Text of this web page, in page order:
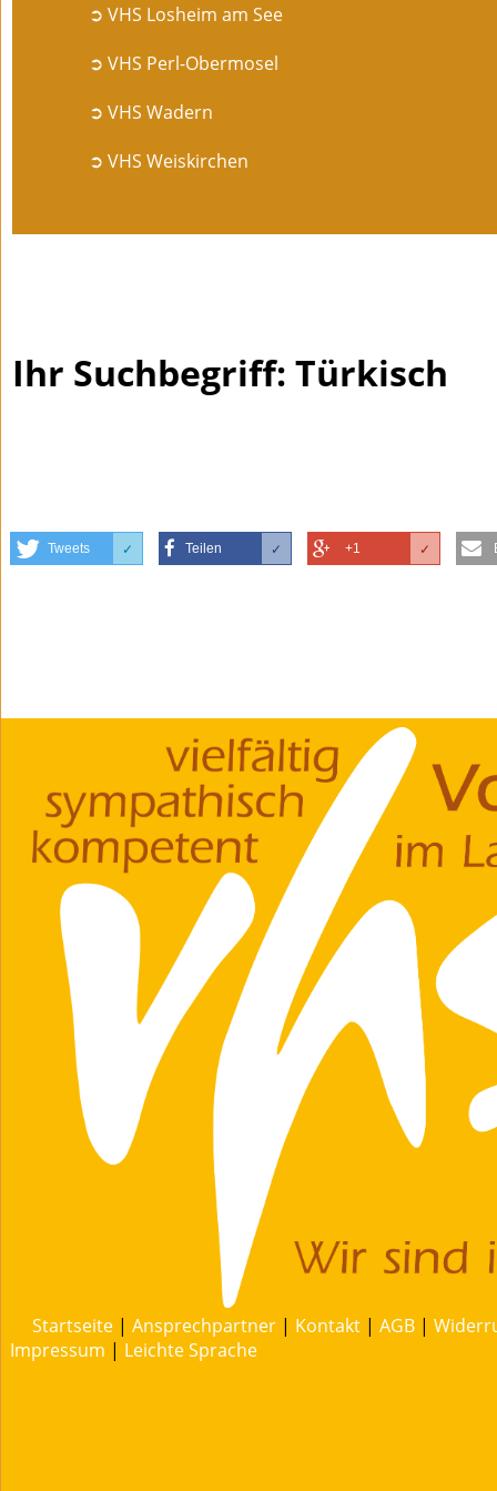
➲ VHS Losheim am See
➲ VHS Perl-Obermosel
➲ VHS Wadern
➲ VHS Weiskirchen
Ihr Suchbegriff: Türkisch
Tweets ✓ Teilen ✓ +1 ✓
Startseite | Ansprechpartner | Kontakt | AGB |
Impressum | Leichte Sprache